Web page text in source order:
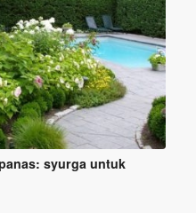
syurga untuk